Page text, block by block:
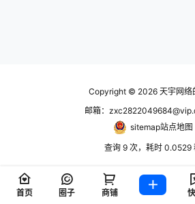
Copyright © 2026 天宇网络
邮箱：
sitemap站点地图
查询 9 次，耗时 0.0529
首页 圈子 商铺